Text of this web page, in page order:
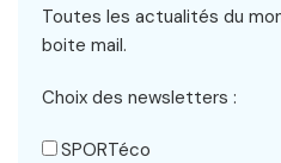
Toutes les actualités du
boite mail.
Choix des newsletters :
SPORTéco